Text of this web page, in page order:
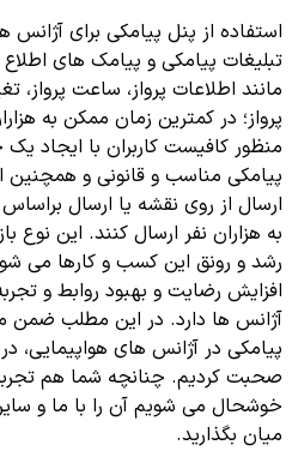
استفاده از پنل پیامکی برای
تبلیغات پیامکی و پیامک های
مانند اطلاعات پرواز، ساعت پرواز،
پرواز؛ در کمترین زمان ممکن به
منظور کافیست کاربران با ایجاد
پیامکی مناسب و قانونی و همچنین
ارسال از روی نقشه یا ارسال
به هزاران نفر ارسال کنند. این نوع
رشد و رونق این کسب و کارها می
افزایش رضایت و بهبود روابط و
آژانس ها دارد. در این مطلب ضمن
پیامکی در آژانس های هواپیمایی،
صحبت کردیم. چنانچه شما هم تجربه
خوشحال می شویم آن را با ما و
میان بگذارید.